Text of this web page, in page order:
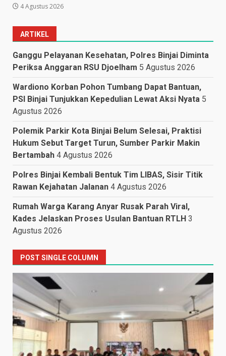
4 Agustus 2026
ARTIKEL
Ganggu Pelayanan Kesehatan, Polres Binjai Diminta
Periksa Anggaran RSU Djoelham 5 Agustus 2026
Wardiono Korban Pohon Tumbang Dapat Bantuan,
PSI Binjai Tunjukkan Kepedulian Lewat Aksi Nyata 5
Agustus 2026
Polemik Parkir Kota Binjai Belum Selesai, Praktisi
Hukum Sebut Target Turun, Sumber Parkir Makin
Bertambah 4 Agustus 2026
Polres Binjai Kembali Bentuk Tim LIBAS, Sisir Titik
Rawan Kejahatan Jalanan 4 Agustus 2026
Rumah Warga Karang Anyar Rusak Parah Viral,
Kades Jelaskan Proses Usulan Bantuan RTLH 3
Agustus 2026
POST SINGLE COLUMN